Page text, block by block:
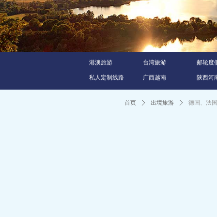
港澳旅游 台湾旅游 邮轮度
私人定制线路 广西越南 陕西河
首页 ꄲ 出境旅游 ꄲ 德国、法